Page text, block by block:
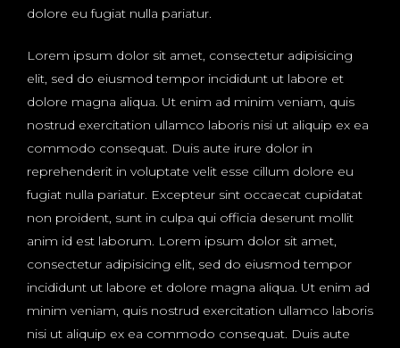
dolore eu fugiat nulla pariatur.
Lorem ipsum dolor sit amet, consectetur adipisicing
elit, sed do eiusmod tempor incididunt ut labore et
dolore magna aliqua. Ut enim ad minim veniam, quis
nostrud exercitation ullamco laboris nisi ut aliquip ex ea
commodo consequat. Duis aute irure dolor in
reprehenderit in voluptate velit esse cillum dolore eu
fugiat nulla pariatur. Excepteur sint occaecat cupidatat
non proident, sunt in culpa qui officia deserunt mollit
anim id est laborum. Lorem ipsum dolor sit amet,
consectetur adipisicing elit, sed do eiusmod tempor
incididunt ut labore et dolore magna aliqua. Ut enim ad
minim veniam, quis nostrud exercitation ullamco laboris
nisi ut aliquip ex ea commodo consequat. Duis aute